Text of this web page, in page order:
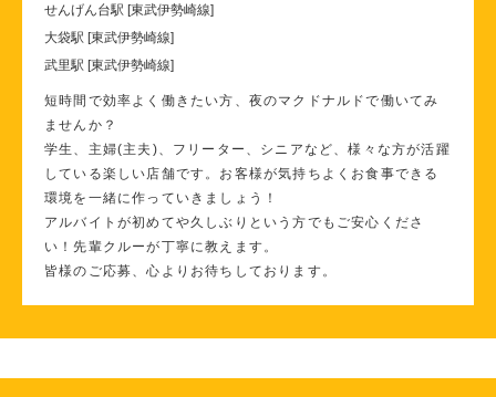
せんげん台駅 [東武伊勢崎線]
大袋駅 [東武伊勢崎線]
武里駅 [東武伊勢崎線]
短時間で効率よく働きたい方、夜のマクドナルドで働いてみ
ませんか？
学生、主婦(主夫)、フリーター、シニアなど、様々な方が活躍
している楽しい店舗です。お客様が気持ちよくお食事できる
環境を一緒に作っていきましょう！
アルバイトが初めてや久しぶりという方でもご安心くださ
い！先輩クルーが丁寧に教えます。
皆様のご応募、心よりお待ちしております。